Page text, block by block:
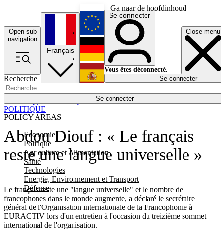
Ga naar de hoofdinhoud
Open sub
navigation
Close menu
Recherche
Se connecter
POLICY AREAS
Economie
Politique
Agriculture et Alimentation
Santé
Technologies
Energie, Environnement et Transport
Défense
Économie
Français
English
Deutsch
Español
Se connecter
Vous êtes déconnecté.
Se connecter
Abdou Diouf : « Le français
reste une langue universelle »
Le français reste une "langue universelle" et le nombre de
francophones dans le monde augmente, a déclaré le secrétaire
général de l'Organisation internationale de la Francophonie à
EURACTIV lors d'un entretien à l'occasion du treizième sommet
international de l'organisation.
POLITIQUE